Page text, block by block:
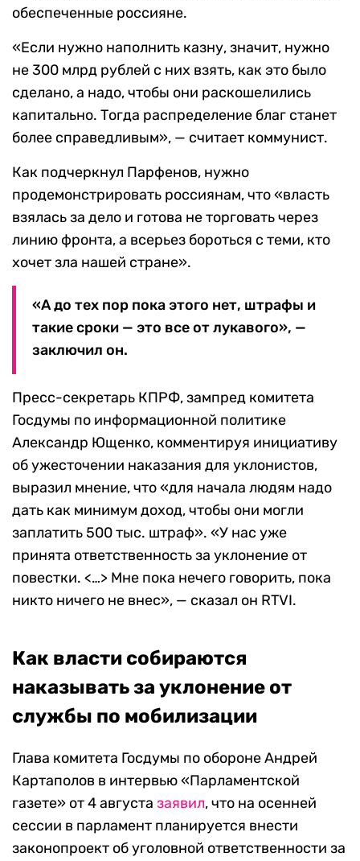
обеспеченные россияне.
«Если нужно наполнить казну, значит, нужно
не 300 млрд рублей с них взять, как это было
сделано, а надо, чтобы они раскошелились
капитально. Тогда распределение благ станет
более справедливым», — считает коммунист.
Как подчеркнул Парфенов, нужно
продемонстрировать россиянам, что «власть
взялась за дело и готова не торговать через
линию фронта, а всерьез бороться с теми, кто
хочет зла нашей стране».
«А до тех пор пока этого нет, штрафы и
такие сроки — это все от лукавого», —
заключил он.
Пресс-секретарь КПРФ, зампред комитета
Госдумы по информационной политике
Александр Ющенко, комментируя инициативу
об ужесточении наказания для уклонистов,
выразил мнение, что «для начала людям надо
дать как минимум доход, чтобы они могли
заплатить 500 тыс. штраф». «У нас уже
принята ответственность за уклонение от
повестки. <…> Мне пока нечего говорить, пока
никто ничего не внес», — сказал он RTVI.
Как власти собираются
наказывать за уклонение от
службы по мобилизации
Глава комитета Госдумы по обороне Андрей
Картаполов в интервью «Парламентской
газете» от 4 августа заявил, что на осенней
сессии в парламент планируется внести
законопроект об уголовной ответственности за